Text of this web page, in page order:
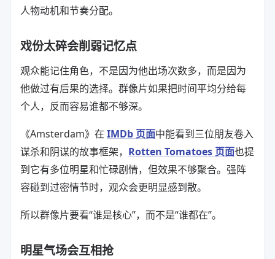
人物动机和节奏分配。
戏份太碎会削弱记忆点
观众能记住角色，不是因为他出场次数多，而是因为
他做过有后果的选择。群像片如果把时间平均分给每
个人，反而容易谁都不够深。
《Amsterdam》在 IMDb 页面中能看到三位朋友卷入
谋杀和阴谋的故事框架， Rotten Tomatoes 页面也提
到它有多位明星和忙碌剧情，但效果不够聚合。强阵
容碰到过密情节时，观众会更明显感到散。
所以群像片要看“谁是核心”，而不是“谁都在”。
明星气场会互相抢